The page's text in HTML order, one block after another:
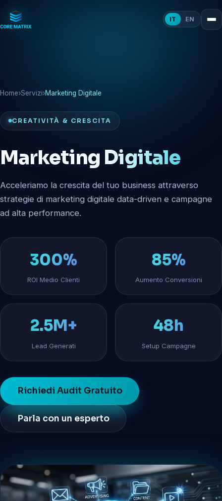
IT EN
Home›Servizi›Marketing Digitale
CREATIVITÀ & CRESCITA
Marketing Digitale
Acceleriamo la crescita del tuo business attraverso
strategie di marketing digitale data-driven e campagne
ad alta performance.
300%
ROI Medio Clienti
85%
Aumento Conversioni
2.5M+
Lead Generati
48h
Setup Campagne
Richiedi Audit Gratuito
Parla con un esperto